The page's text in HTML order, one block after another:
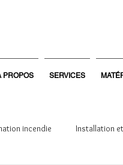
PROPOS SERVICES
incendie Installation